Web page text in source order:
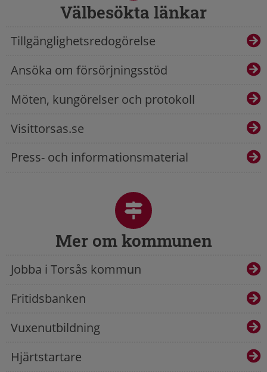
Välbesökta länkar
Tillgänglighetsredogörelse
Ansöka om försörjningsstöd
Möten, kungörelser och protokoll
Visittorsas.se
Press- och informationsmaterial
Mer om kommunen
Jobba i Torsås kommun
Fritidsbanken
Vuxenutbildning
Hjärtstartare